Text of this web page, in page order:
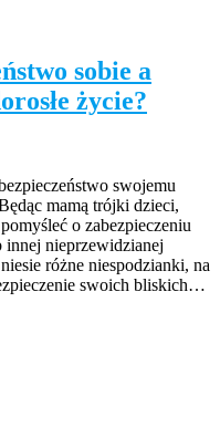
sobie a
życie?
swojemu
mamą trójki dzieci,
o zabezpieczeniu
nieprzewidzianej
różne niespodzianki, na
swoich bliskich…